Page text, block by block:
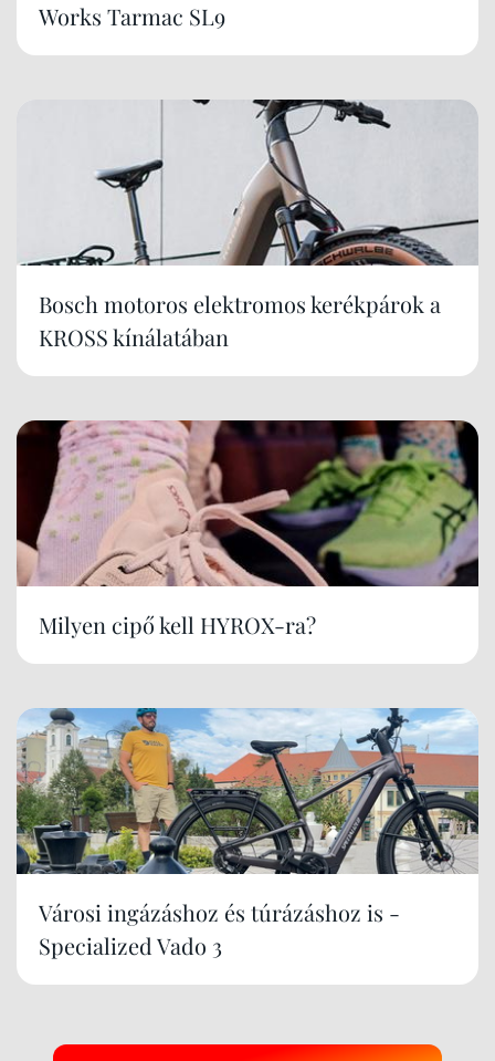
Works Tarmac SL9
Bosch motoros elektromos kerékpárok a
KROSS kínálatában
Milyen cipő kell HYROX-ra?
Városi ingázáshoz és túrázáshoz is -
Specialized Vado 3